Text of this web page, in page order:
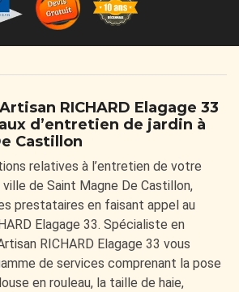
RICHARD Elagage 33
d’entretien de jardin à
Castillon
relatives à l’entretien de votre
de Saint Magne De Castillon,
prestataires en faisant appel au
Elagage 33. Spécialiste en
RICHARD Elagage 33 vous
de services comprenant la pose
en rouleau, la taille de haie,